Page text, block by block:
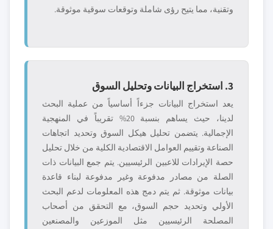
وتقنية، مما يتيح رؤى شاملة وتوقعات سوقية موثوقة.
3. استخراج البيانات وتحليل السوق
يعد استخراج البيانات جزءاً أساسياً من عملية البحث
لدينا، حيث يساهم بنسبة 20% تقريباً في المنهجية
الإجمالية. يتضمن تحليل هيكل السوق وتحديد اتجاهات
الصناعة وتقييم العوامل الاقتصادية الكلية من خلال تحليل
حصة الإيرادات للاعبين الرئيسيين. يتم جمع البيانات ذات
الصلة من مصادر مدفوعة وغير مدفوعة لبناء قاعدة
بيانات موثوقة. ثم يتم دمج هذه المعلومات لدعم البحث
الأولي وتحديد حجم السوق، مع التحقق من أصحاب
المصلحة الرئيسيين مثل الموزعين والمصنعين